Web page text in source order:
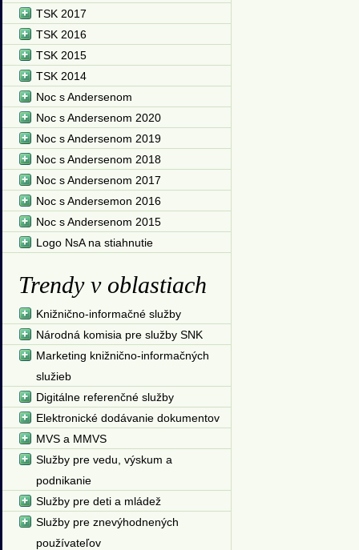
TSK 2017
TSK 2016
TSK 2015
TSK 2014
Noc s Andersenom
Noc s Andersenom 2020
Noc s Andersenom 2019
Noc s Andersenom 2018
Noc s Andersenom 2017
Noc s Andersemon 2016
Noc s Andersenom 2015
Logo NsA na stiahnutie
Trendy v oblastiach
Knižnično-informačné služby
Národná komisia pre služby SNK
Marketing knižnično-informačných
služieb
Digitálne referenčné služby
Elektronické dodávanie dokumentov
MVS a MMVS
Služby pre vedu, výskum a
podnikanie
Služby pre deti a mládež
Služby pre znevýhodnených
používateľov